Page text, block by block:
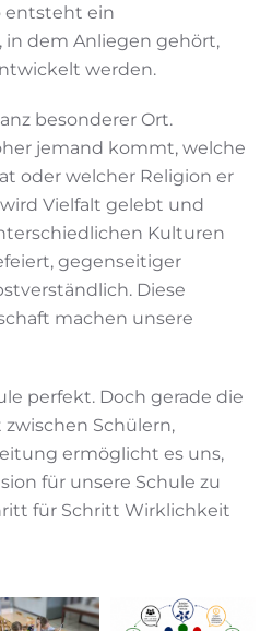
entsteht ein
dem Anliegen gehört,
werden.
besonderer Ort.
jemand kommt, welche
oder welcher Religion er
Vielfalt gelebt und
Kulturen
gegenseitiger
Diese
machen unsere
perfekt. Doch gerade die
Schülern,
ermöglicht es uns,
für unsere Schule zu
für Schritt Wirklichkeit